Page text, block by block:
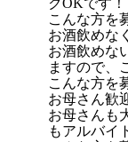
クOKです！
こんな方を
お酒飲めな
お酒飲めな
ますので、
こんな方を
お母さん歓
お母さんも
もアルバイ